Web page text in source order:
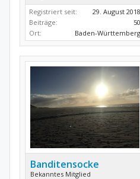
Registriert seit:
29. August 2018
Beiträge:
50
Ort:
Baden-Württemberg
Banditensocke
Bekanntes Mitglied